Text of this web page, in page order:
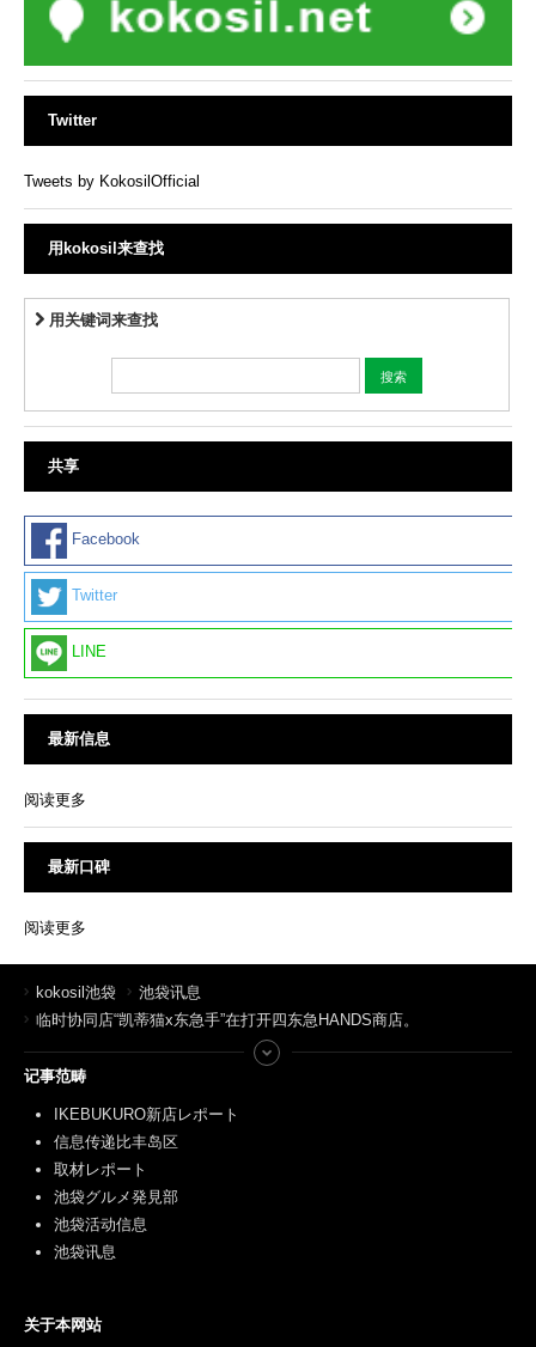
Twitter
Tweets by KokosilOfficial
用kokosil来查找
用关键词来查找
共享
Facebook
Twitter
LINE
最新信息
阅读更多
最新口碑
阅读更多
kokosil池袋
池袋讯息
临时协同店“凯蒂猫x东急手”在打开四东急HANDS商店。
记事范畴
IKEBUKURO新店レポート
信息传递比丰岛区
取材レポート
池袋グルメ発見部
池袋活动信息
池袋讯息
关于本网站